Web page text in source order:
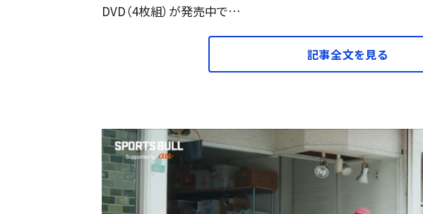
DVD（4枚組）が発売中で…
記事全文を見る